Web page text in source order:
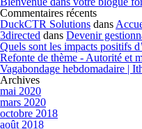
Commentaires récents
DuckCTR Solutions dans
3directed dans Devenir
Quels sont les impacts positifs
Refonte de thème - Autorité et
Vagabondage hebdomadaire |
Archives
mai 2020
mars 2020
octobre 2018
août 2018